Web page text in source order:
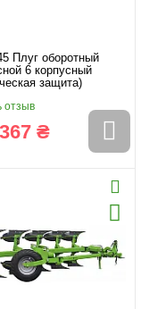
Плуг оборотный
6 корпусный
защита)
отзыв
₴